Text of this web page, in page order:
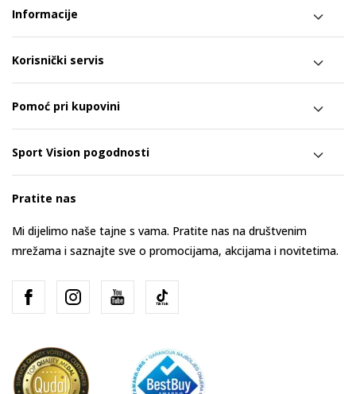
Informacije
Korisnički servis
Pomoć pri kupovini
Sport Vision pogodnosti
Pratite nas
Mi dijelimo naše tajne s vama. Pratite nas na društvenim
mrežama i saznajte sve o promocijama, akcijama i novitetima.